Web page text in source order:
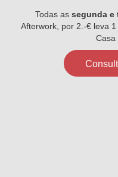
Todas as segunda e
Afterwork, por 2.-€ leva
Casa